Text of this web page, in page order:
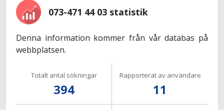
073-471 44 03 statistik
Denna information kommer från vår databas på
webbplatsen.
Totalt antal sökningar
394
Rapporterat av användare
11